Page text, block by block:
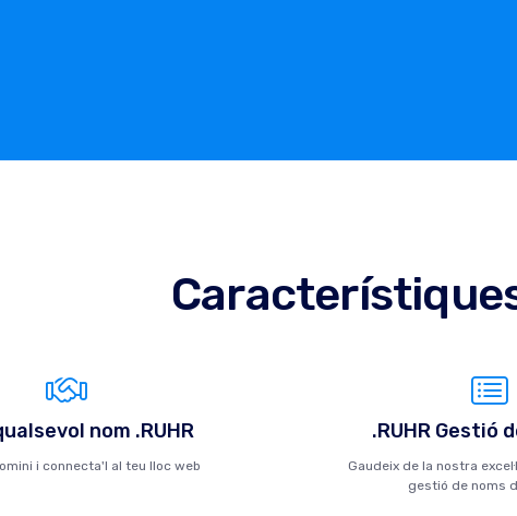
nom .RUHR
i connecta'l al teu lloc web
.RUHR Gestió
Gaudeix de la nostra
gestió de noms